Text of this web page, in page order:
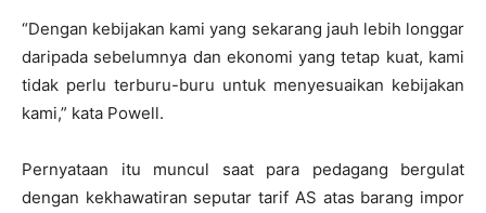
“Dengan kebijakan kami yang sekarang jauh lebih longgar
daripada sebelumnya dan ekonomi yang tetap kuat, kami
tidak perlu terburu-buru untuk menyesuaikan kebijakan
kami,” kata Powell.
Pernyataan itu muncul saat para pedagang bergulat
dengan kekhawatiran seputar tarif AS atas barang impor